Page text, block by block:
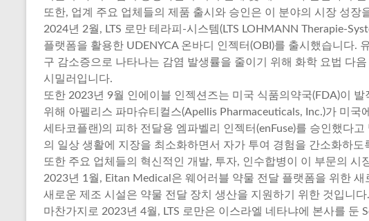
또한, 업계 주요 업체들의 제품 출시와 승인은 이 분야의 시장 성장
2024년 2월, LTS 로만 테라피-시스템(LTS LOHMANN Therapie-
플랫폼을 활용한 UDENYCA 온바디 인젝터(OBI)를 출시했습니다.
구 감소증으로 나타나는 감염 발생률을 줄이기 위해 화학 요법 다
시밀러입니다.
또한 2023년 9월 인에이블 인젝션즈는 미국 식품의약국(FDA)이
위해 아펠리스 파마슈티컬스(Apellis Pharmaceuticals, Inc.)가 미국
세타코플랜)의 피하 전달용 엠파벨리 인젝터(enFuse)를 승인했다
의 일상 생활에 지장을 최소화하면서 자가 투여 경험을 간소화하
또한 주요 업체들의 혁신적인 개발, 투자, 인수합병이 이 부문의 시
2023년 1월, Eitan Medical은 웨어러블 약물 전달 플랫폼을 위한
새로운 제조 시설은 약물 전달 장치 생산을 지원하기 위한 것입니다.
마찬가지로 2023년 4월, LTS 로만은 이스라엘 네타냐에 본사를 둔